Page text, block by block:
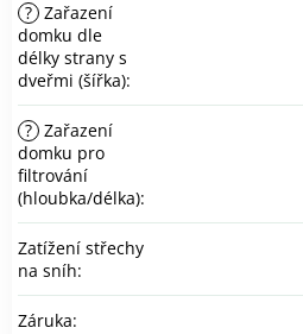
? Zařazení
domku dle
délky strany s
dveřmi (šířka):
? Zařazení
domku pro
filtrování
(hloubka/délka):
Zatížení střechy
na sníh:
Záruka: